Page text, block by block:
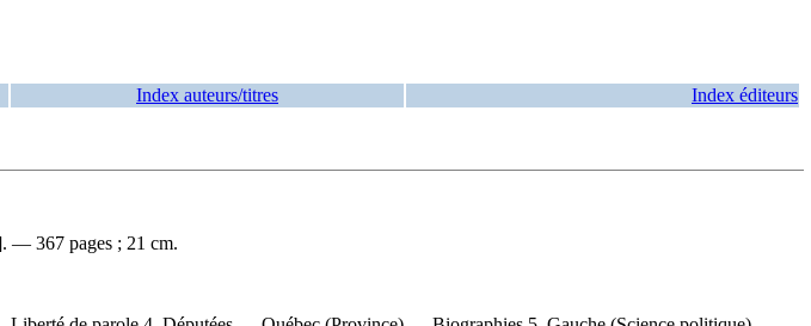
Index auteurs/titres Index éditeurs
— 367 pages ; 21 cm.